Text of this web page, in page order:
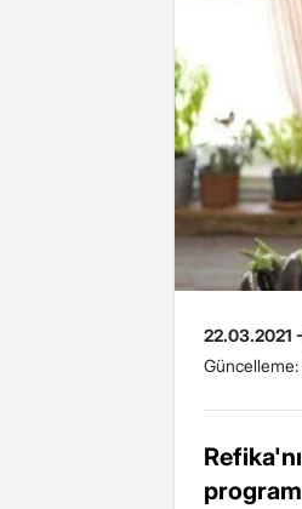
22.03.2021 -
Güncelleme: